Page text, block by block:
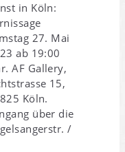
in Köln:
27. Mai
ab 19:00
AF Gallery,
15,
Köln.
über die
/